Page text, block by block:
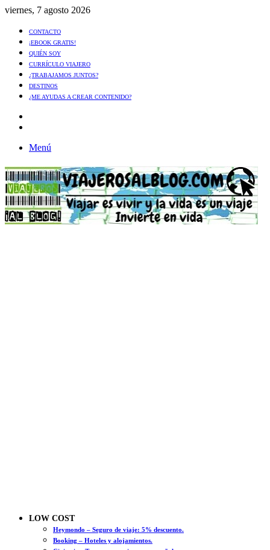
viernes, 7 agosto 2026
CONTACTO
¡EBOOK GRATIS!
QUIÉN SOY
CURRÍCULO VIAJERO
¿TRABAJAMOS JUNTOS?
DESTINOS
¿ME AYUDAS A CREAR CONTENIDO?
Menú
LOW COST
Heymondo – Seguro de viaje: 5% descuento.
Booking – Hoteles y alojamientos.